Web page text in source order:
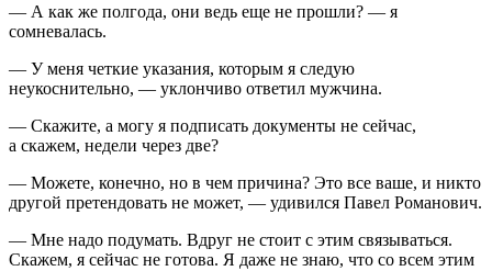
— А как же полгода, они ведь еще не прошли? — я
сомневалась.
— У меня четкие указания, которым я следую
неукоснительно, — уклончиво ответил мужчина.
— Скажите, а могу я подписать документы не сейчас,
а скажем, недели через две?
— Можете, конечно, но в чем причина? Это все ваше, и никто
другой претендовать не может, — удивился Павел Романович.
— Мне надо подумать. Вдруг не стоит с этим связываться.
Скажем, я сейчас не готова. Я даже не знаю, что со всем этим